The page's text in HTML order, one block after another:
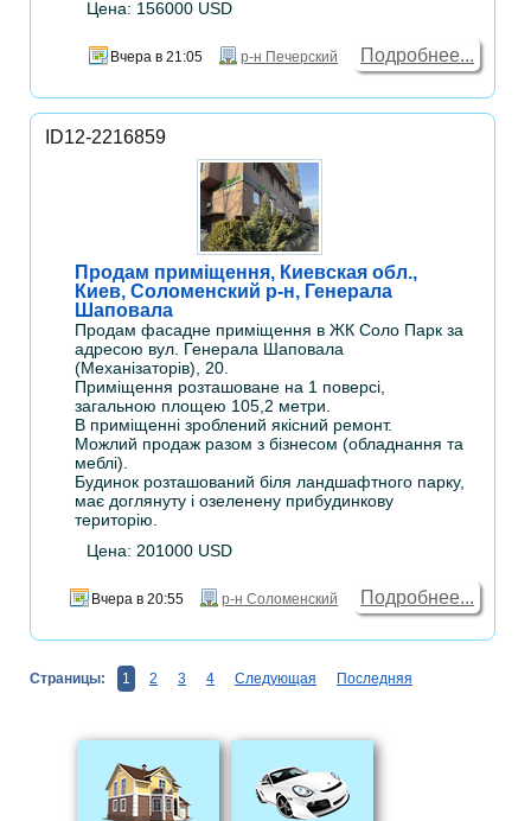
Цена: 156000 USD
Вчера в 21:05 р-н Печерский Подробнее...
ID12-2216859
Продам приміщення, Киевская обл.,
Киев, Соломенский р-н, Генерала
Шаповала
Продам фасадне приміщення в ЖК Соло Парк за
адресою вул. Генерала Шаповала
(Механізаторів), 20.
Приміщення розташоване на 1 поверсі,
загальною площею 105,2 метри.
В приміщенні зроблений якісний ремонт.
Можлий продаж разом з бізнесом (обладнання та
меблі).
Будинок розташований біля ландшафтного парку,
має доглянуту і озеленену прибудинкову
територію.
Цена: 201000 USD
Вчера в 20:55 р-н Соломенский Подробнее...
Страницы: 1 2 3 4 Следующая Последняя